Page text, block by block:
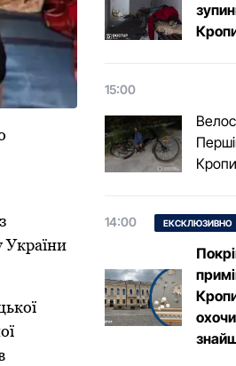
України
15:00
14:00 ЕКСКЛЮЗИВНО